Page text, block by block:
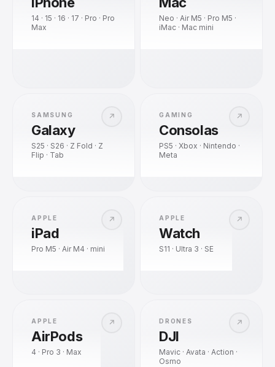
14 · 15 · 16 · 17 · Pro · Pro
Max
Neo · Air M5 · Pro M5 ·
iMac · Mac mini
↗
SAMSUNG
Galaxy
S25 · S26 · Z Fold · Z
Flip · Tab
↗
GAMING
Consolas
PS5 · Xbox · Nintendo ·
Meta
↗
APPLE
iPad
Pro M5 · Air M4 · mini
↗
APPLE
Watch
S11 · Ultra 3 · SE
↗
APPLE
AirPods
4 · Pro 3 · Max
↗
DRONES
DJI
Mavic · Avata · Action ·
Osmo